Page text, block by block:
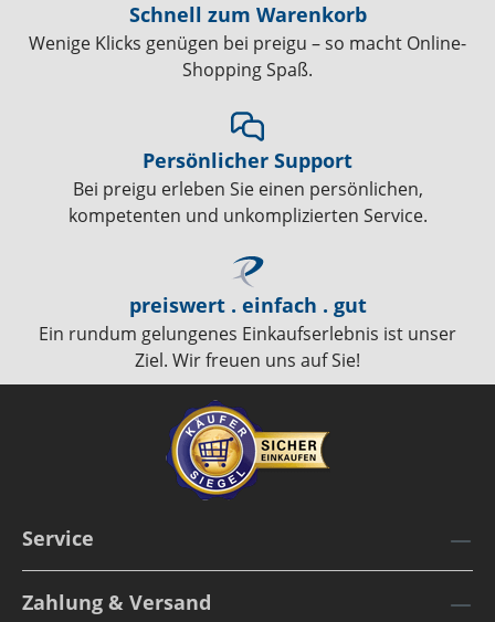
Schnell zum Warenkorb
Wenige Klicks genügen bei preigu – so macht Online-
Shopping Spaß.
Persönlicher Support
Bei preigu erleben Sie einen persönlichen,
kompetenten und unkomplizierten Service.
preiswert . einfach . gut
Ein rundum gelungenes Einkaufserlebnis ist unser
Ziel. Wir freuen uns auf Sie!
Service
Zahlung & Versand